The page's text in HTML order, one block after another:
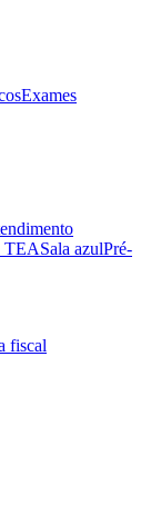
Exames
TEASala azulPré-
fiscal